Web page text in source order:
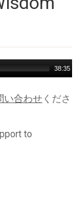
38:35
い合わせ くださ
to